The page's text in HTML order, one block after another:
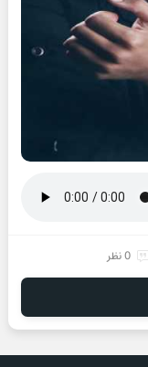
0 نظر